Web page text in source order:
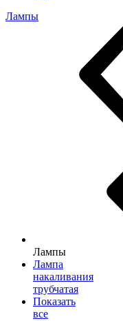
Лампы
Лампы
Лампа
накаливания
трубчатая
Показать
все